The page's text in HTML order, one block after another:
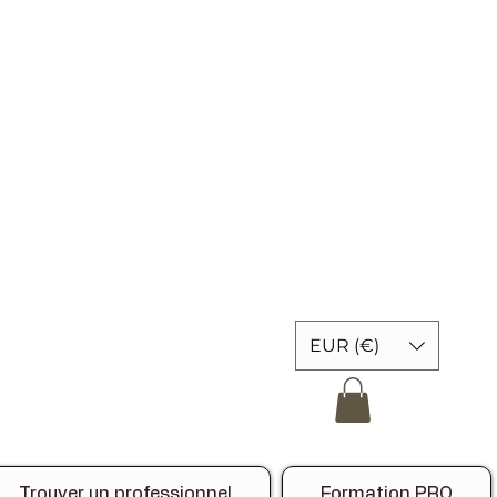
EUR (€)
Trouver un professionnel Formation PRO